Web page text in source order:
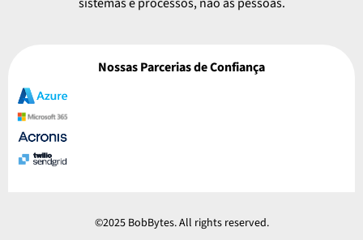
Nossas Parcerias de Confiança
©2025 BobBytes. All rights reserved.